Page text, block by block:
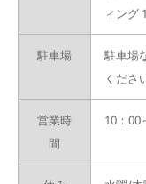
ィング
駐車場
駐車場
くださ
営業時
間
10：